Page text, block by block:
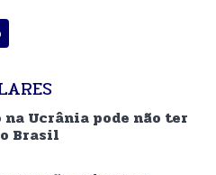
Ucrânia pode não ter
Brasil